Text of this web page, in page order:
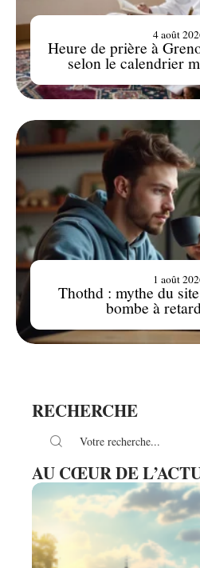
Heure de prière à
selon le calendrier
4 août
Thothd : mythe du
bombe à
1 août
RECHERCHE
AU CŒUR DE